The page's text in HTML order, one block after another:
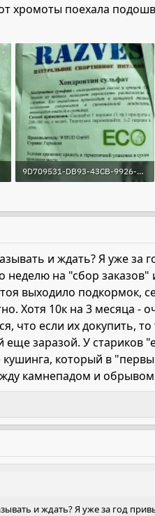
нет прям застарелых проблем.
хромоты поехала
9D709531-DB93-43CB-9926-6446F86890D7.jpeg
и ждать? Я уже за
на "сбор заказов"
выходило подкормок,
Хотя 10к на 3 месяца
что если их докупить,
заразой. У стариков
который в
камнепадом и обрывом
и ждать? Я уже за год